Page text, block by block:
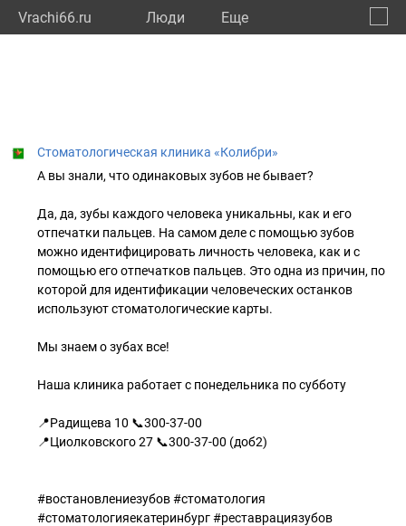
Vrachi66.ru Люди Eще
Стоматологическая клиника «Колибри»
А вы знали, что одинаковых зубов не бывает?
Да, да, зубы каждого человека уникальны, как и его
отпечатки пальцев. На самом деле с помощью зубов
можно идентифицировать личность человека, как и с
помощью его отпечатков пальцев. Это одна из причин, по
которой для идентификации человеческих останков
используют стоматологические карты.
Мы знаем о зубах все!
Наша клиника работает с понедельника по субботу
📍Радищева 10 📞300-37-00
📍Циолковского 27 📞300-37-00 (доб2)
#востановлениезубов #стоматология
#стоматологияекатеринбург #реставрациязубов